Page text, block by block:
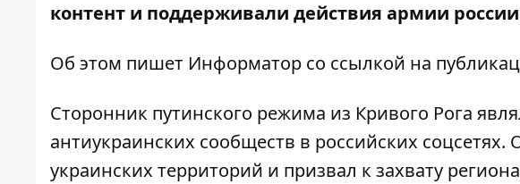
контент и поддерживали действия армии
Об этом пишет Информатор со ссылкой на
Сторонник путинского режима из Кривого Рога
антиукраинских сообществ в российских
украинских территорий и призвал к захвату